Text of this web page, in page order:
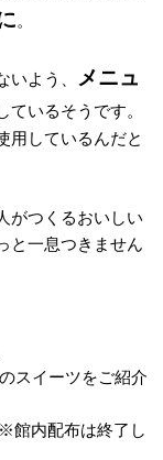
。
よう、
メニュ
ているそうです。
用しているんだと
がつくるおいしい
と一息つきません
スイーツをご紹介
館内配布は終了し